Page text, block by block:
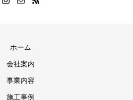
ホーム
会社案内
事業内容
施工事例